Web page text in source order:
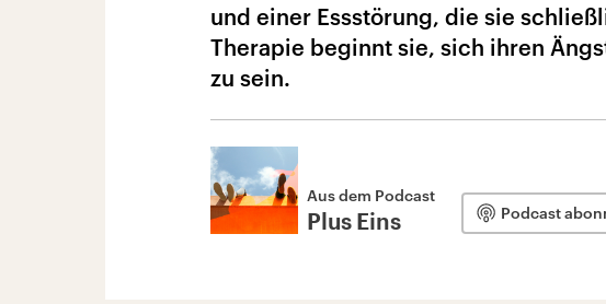
und einer Essstörung, die sie
Therapie beginnt sie, sich ihren
zu sein.
Aus dem Podcast
Plus Eins Podcast